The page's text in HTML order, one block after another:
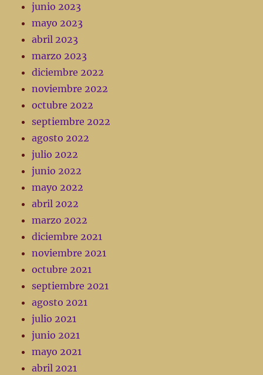
junio 2023
mayo 2023
abril 2023
marzo 2023
diciembre 2022
noviembre 2022
octubre 2022
septiembre 2022
agosto 2022
julio 2022
junio 2022
mayo 2022
abril 2022
marzo 2022
diciembre 2021
noviembre 2021
octubre 2021
septiembre 2021
agosto 2021
julio 2021
junio 2021
mayo 2021
abril 2021